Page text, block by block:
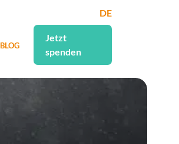
DE
BLOG
Jetzt
spenden